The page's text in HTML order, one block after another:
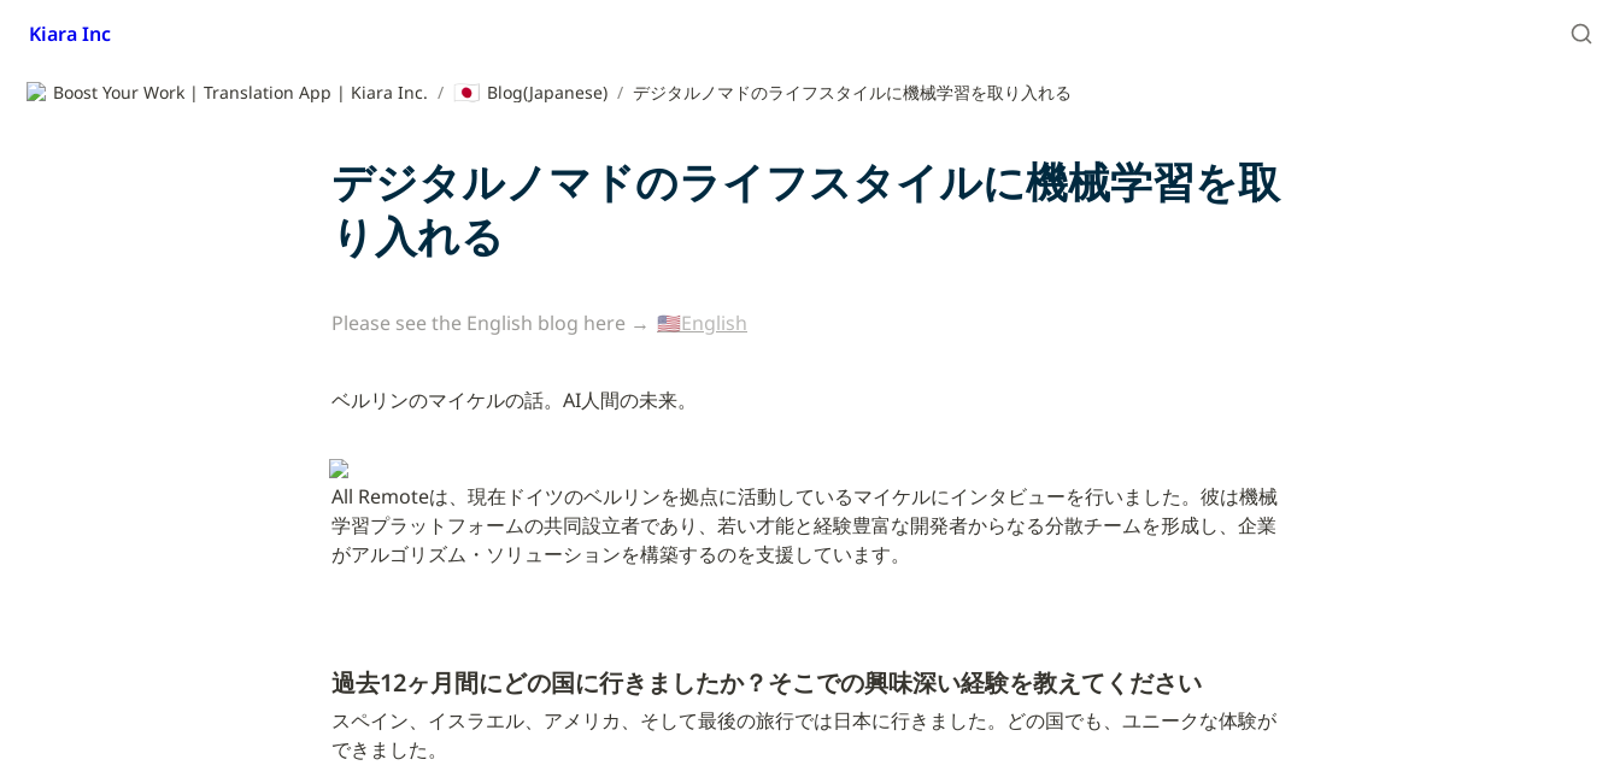
Kiara Inc
Boost Your Work | Translation App | Kiara Inc. / 🇯🇵 Blog(Japanese) / デジタルノマドのライフスタイルに機械学習を取り入れる
デジタルノマドのライフスタイルに機械学習を取
り入れる
Please see the English blog here → 🇺🇸English
ベルリンのマイケルの話。AI人間の未来。
All Remoteは、現在ドイツのベルリンを拠点に活動しているマイケルにインタビューを行いました。 彼は機械
学習プラットフォームの共同設立者であり、若い才能と経験豊富な開発者からなる分散チームを形成し、企業
がアルゴリズム・ソリューションを構築するのを支援しています。
過去12ヶ月間にどの国に行きましたか？そこでの興味深い経験を教えてください
スペイン、イスラエル、アメリカ、そして最後の旅行では日本に行きました。どの国でも、ユニークな体験が
できました。